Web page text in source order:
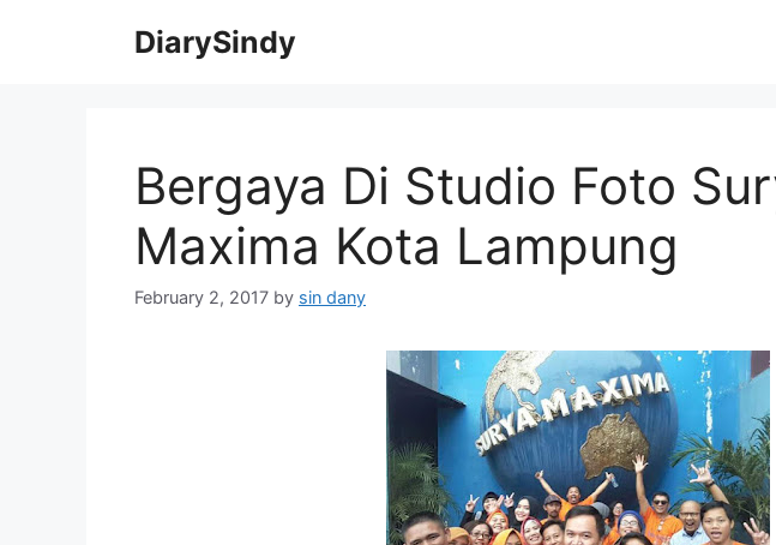
DiarySindy
Bergaya Di Studio Foto
Maxima Kota Lampung
February 2, 2017 by sin dany